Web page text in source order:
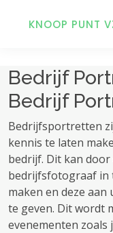
KNOOP PUNT
Bedrijf
Bedrijf
Bedrijfsportretten
kennis te laten
bedrijf. Dit kan
bedrijfsfotograaf in
maken en deze
te geven. Dit wordt
evenementen zoals